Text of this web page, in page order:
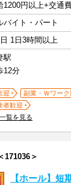
1200円以上+交通
バイト・パート
1日3時間以上
駅
12分
迎
副業・Ｗワーク
者歓迎
覧を見る
＞
【ホール】短